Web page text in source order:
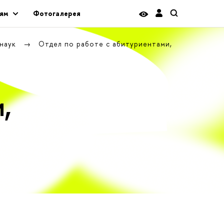
Фотогалерея
Отдел по работе с абитуриентами,